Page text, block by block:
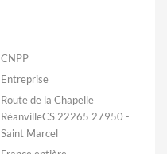
CNPP
Entreprise
Route de la Chapelle
RéanvilleCS 22265 27950 -
Saint Marcel